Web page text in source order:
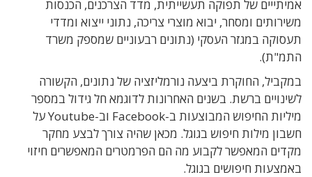
אמיתייים של תפוקה תעשייתית, מדד הצרכנים, הכנסות
משירותים ומסחר, יבוא מוצרי צריכה, נתוני ייצוא ומדדי
תעסוקה במגזר העסקי (נתונים רבעוניים שמספק משרד
התמ"ת).
במקביל, החוקרת ביצעה נורמליזציה של נתונים, הקשורה
לשינויים ברשת. בשנים האחרונות לדוגמא חל גידול במספר
מיליות החיפוש המבוצעות ב-Facebook וב-Youtube על
חשבון מילות חיפוש בגוגל. מכאן שהיה צורך לבצע מחקר
מקדים המאפשר לקבוע מה הם הפרמטרים המאפשרים חיזוי
באמצעות חיפושים בגוגל.